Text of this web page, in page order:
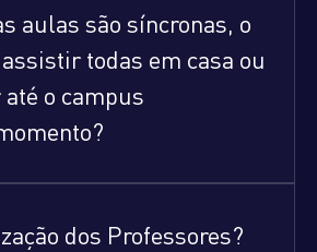
aulas são síncronas, o
todas em casa ou
o campus
dos Professores?